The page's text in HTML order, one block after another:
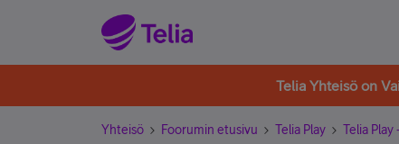
Telia Yhteisö on
Yhteisö Foorumin etusivu Telia Play Telia